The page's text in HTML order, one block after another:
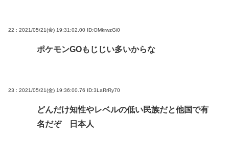
22 : 2021/05/21(金) 19:31:02.00 ID:OMkrwzGi0
ポケモンGOもじじい多いからな
23 : 2021/05/21(金) 19:36:00.76 ID:3LaRrRy70
どんだけ知性やレベルの低い民族だと他国で有
名だぞ 日本人